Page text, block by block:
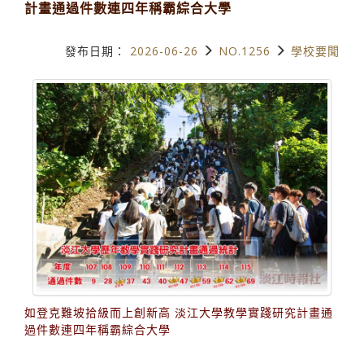
計畫通過件數連四年稱霸綜合大學
發布日期： 2026-06-26 NO.1256 學校要聞
如登克難坡拾級而上創新高 淡江大學教學實踐研究計畫通
過件數連四年稱霸綜合大學